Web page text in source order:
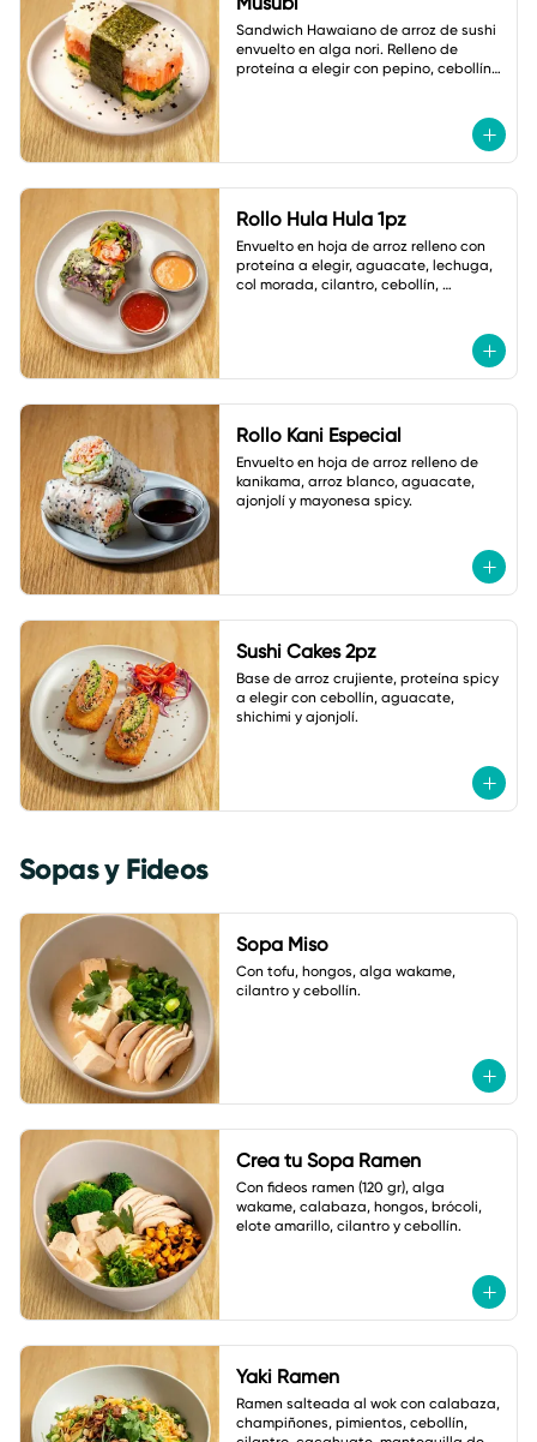
Sandwich Hawaiano de arroz de sushi
envuelto en alga nori. Relleno de
proteína a elegir con pepino, cebollín y
Rollo Hula Hula 1pz
Envuelto en hoja de arroz relleno con
proteína a elegir, aguacate, lechuga,
col morada, cilantro, cebollín,
Rollo Kani Especial
Envuelto en hoja de arroz relleno de
kanikama, arroz blanco, aguacate,
ajonjolí y mayonesa spicy.
Sushi Cakes 2pz
Base de arroz crujiente, proteína spicy
a elegir con cebollín, aguacate,
shichimi y ajonjolí.
Sopas y Fideos
Sopa Miso
Con tofu, hongos, alga wakame,
cilantro y cebollín.
Crea tu Sopa Ramen
Con fideos ramen (120 gr), alga
wakame, calabaza, hongos, brócoli,
elote amarillo, cilantro y cebollín.
Yaki Ramen
Ramen salteada al wok con calabaza,
champiñones, pimientos, cebollín,